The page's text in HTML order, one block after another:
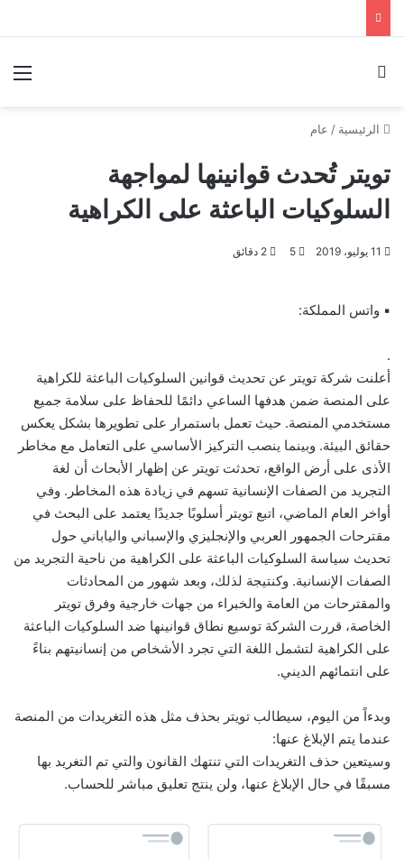
الرئيسية / عام
تويتر تُحدث قوانينها لمواجهة
السلوكيات الباعثة على الكراهية
11 يوليو، 2019 5
▪ واتس المملكة:
.
أعلنت شركة تويتر عن تحديث قوانين السلوكيات الباعثة للكراهية
على المنصة ضمن هدفها الساعي دائمًا للحفاظ على سلامة جميع
مستخدمي المنصة. حيث تعمل باستمرار على تطويرها بشكل يعكس
حقائق البيئة. وبينما ينصب التركيز الأساسي على التعامل مع مخاطر
الأذى على أرض الواقع، تحدثت تويتر عن إظهار الأبحاث أن لغة
التجريد من الصفات الإنسانية تسهم في زيادة هذه المخاطر. وفي
أواخر العام الماضي، اتبع تويتر أسلوبًا جديدًا يعتمد على البحث في
مقترحات الجمهور العربي والإنجليزي والإسباني والياباني حول
تحديث سياسة السلوكيات الباعثة على الكراهية من ناحية التجريد من
الصفات الإنسانية. وكنتيجة لذلك، وبعد شهور من المحادثات
والمقترحات من العامة والخبراء من جهات خارجية وفرق تويتر
الخاصة، قررت الشركة توسيع نطاق قوانينها ضد السلوكيات الباعثة
على الكراهية لتشمل اللغة التي تجرد الأشخاص من إنسانيتهم بناءً
على انتمائهم الديني.
وبدءاً من اليوم، سيطالب تويتر بحذف مثل هذه التغريدات من المنصة
عندما يتم الإبلاغ عنها:
وسيتعين حذف التغريدات التي تنتهك القانون والتي تم التغريد بها
مسبقًا في حال الإبلاغ عنها، ولن ينتج تعليق مباشر للحساب.